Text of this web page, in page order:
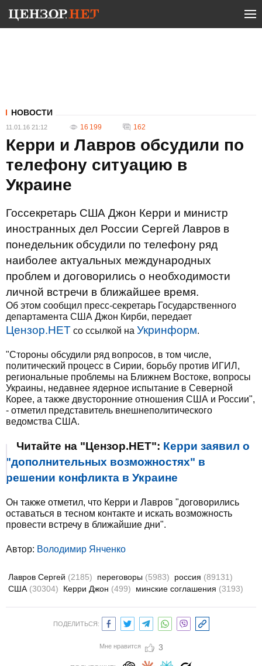
НОВОСТИ
11.01.16 21:12 16 199 162
Керри и Лавров обсудили по
телефону ситуацию в
Украине
Госсекретарь США Джон Керри и министр
иностранных дел России Сергей Лавров в
понедельник обсудили по телефону ряд
наиболее актуальных международных
проблем и договорились о необходимости
личной встречи в ближайшее время.
Об этом сообщил пресс-секретарь Государственного
департамента США Джон Кирби, передает
Цензор.НЕТ со ссылкой на Укринформ.
"Стороны обсудили ряд вопросов, в том числе,
политический процесс в Сирии, борьбу против ИГИЛ,
региональные проблемы на Ближнем Востоке, вопросы
Украины, недавнее ядерное испытание в Северной
Корее, а также двусторонние отношения США и России",
- отметил представитель внешнеполитического
ведомства США.
Читайте на "Цензор.НЕТ": Керри заявил о
"дополнительных возможностях" в
решении конфликта в Украине
Он также отметил, что Керри и Лавров "договорились
оставаться в тесном контакте и искать возможность
провести встречу в ближайшие дни".
Автор: Володимир Янченко
Лавров Сергей (2185) переговоры (5983) россия (89131)
США (30304) Керри Джон (499) минские соглашения (3193)
ПОДЕЛИТЬСЯ:
Мне нравится 3